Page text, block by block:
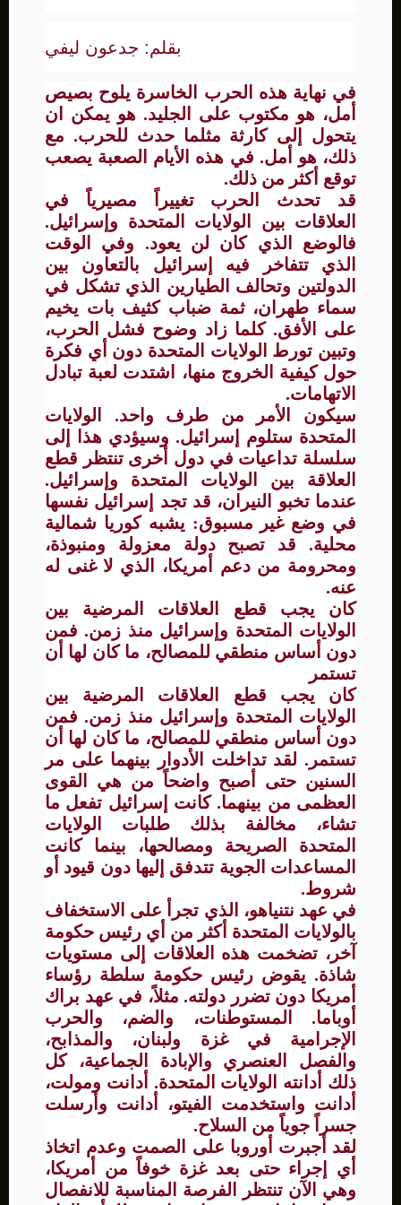
بقلم: جدعون ليفي
في نهاية هذه الحرب الخاسرة يلوح بصيص
أمل، هو مكتوب على الجليد. هو يمكن ان
يتحول إلى كارثة مثلما حدث للحرب. مع
ذلك، هو أمل. في هذه الأيام الصعبة يصعب
توقع أكثر من ذلك.
قد تحدث الحرب تغييراً مصيرياً في
العلاقات بين الولايات المتحدة وإسرائيل.
فالوضع الذي كان لن يعود. وفي الوقت
الذي تتفاخر فيه إسرائيل بالتعاون بين
الدولتين وتحالف الطيارين الذي تشكل في
سماء طهران، ثمة ضباب كثيف بات يخيم
على الأفق. كلما زاد وضوح فشل الحرب،
وتبين تورط الولايات المتحدة دون أي فكرة
حول كيفية الخروج منها، اشتدت لعبة تبادل
الاتهامات.
سيكون الأمر من طرف واحد. الولايات
المتحدة ستلوم إسرائيل. وسيؤدي هذا إلى
سلسلة تداعيات في دول أخرى تنتظر قطع
العلاقة بين الولايات المتحدة وإسرائيل.
عندما تخبو النيران، قد تجد إسرائيل نفسها
في وضع غير مسبوق: يشبه كوريا شمالية
محلية. قد تصبح دولة معزولة ومنبوذة،
ومحرومة من دعم أمريكا، الذي لا غنى له
عنه.
كان يجب قطع العلاقات المرضية بين
الولايات المتحدة وإسرائيل منذ زمن. فمن
دون أساس منطقي للمصالح، ما كان لها أن
تستمر
كان يجب قطع العلاقات المرضية بين
الولايات المتحدة وإسرائيل منذ زمن. فمن
دون أساس منطقي للمصالح، ما كان لها أن
تستمر. لقد تداخلت الأدوار بينهما على مر
السنين حتى أصبح واضحاً من هي القوى
العظمى من بينهما. كانت إسرائيل تفعل ما
تشاء، مخالفة بذلك طلبات الولايات
المتحدة الصريحة ومصالحها، بينما كانت
المساعدات الجوية تتدفق إليها دون قيود أو
شروط.
في عهد نتنياهو، الذي تجرأ على الاستخفاف
بالولايات المتحدة أكثر من أي رئيس حكومة
آخر، تضخمت هذه العلاقات إلى مستويات
شاذة. يقوض رئيس حكومة سلطة رؤساء
أمريكا دون تضرر دولته. مثلاً، في عهد براك
أوباما. المستوطنات، والضم، والحرب
الإجرامية في غزة ولبنان، والمذابح،
والفصل العنصري والإبادة الجماعية، كل
ذلك أدانته الولايات المتحدة. أدانت ومولت،
أدانت واستخدمت الفيتو، أدانت وأرسلت
جسراً جوياً من السلاح.
لقد أجبرت أوروبا على الصمت وعدم اتخاذ
أي إجراء حتى بعد غزة خوفاً من أمريكا،
وهي الآن تنتظر الفرصة المناسبة للانفصال